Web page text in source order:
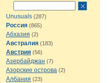
Unusuals (287)
Россия (865)
Абхазия (2)
Австралия (183)
Австрия (56)
Азербайджан (7)
Азорские острова (2)
Албания (23)